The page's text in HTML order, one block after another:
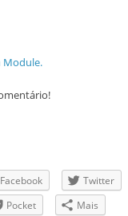
Module.
Facebook Twitter
Pocket Mais